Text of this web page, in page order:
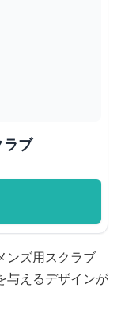
ラブ
ンズ用スクラブ
与えるデザインが